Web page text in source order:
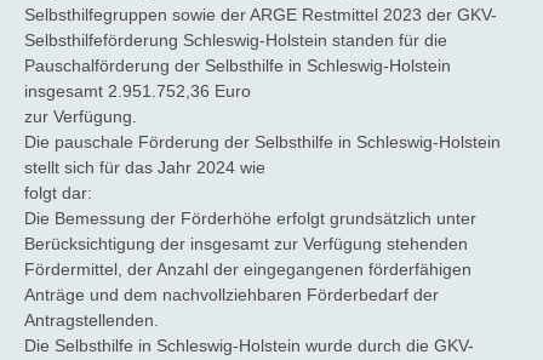
Selbsthilfegruppen sowie der ARGE Restmittel 2023 der GKV-
Selbsthilfeförderung Schleswig-Holstein standen für die
Pauschalförderung der Selbsthilfe in Schleswig-Holstein
insgesamt 2.951.752,36 Euro
zur Verfügung.
Die pauschale Förderung der Selbsthilfe in Schleswig-Holstein
stellt sich für das Jahr 2024 wie
folgt dar:
Die Bemessung der Förderhöhe erfolgt grundsätzlich unter
Berücksichtigung der insgesamt zur Verfügung stehenden
Fördermittel, der Anzahl der eingegangenen förderfähigen
Anträge und dem nachvollziehbaren Förderbedarf der
Antragstellenden.
Die Selbsthilfe in Schleswig-Holstein wurde durch die GKV-